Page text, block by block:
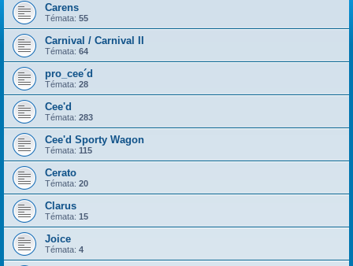
Carens
Témata: 55
Carnival / Carnival II
Témata: 64
pro_cee´d
Témata: 28
Cee'd
Témata: 283
Cee'd Sporty Wagon
Témata: 115
Cerato
Témata: 20
Clarus
Témata: 15
Joice
Témata: 4